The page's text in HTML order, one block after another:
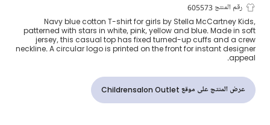
تيشيرت بنات بطبعة نجوم قطن لون كحلي
رقم المنتج 605573
Navy blue cotton T-shirt for girls by Stella McCartney Kids,
patterned with stars in white, pink, yellow and blue. Made in soft
jersey, this casual top has fixed turned-up cuffs and a crew
neckline. A circular logo is printed on the front for instant designer
appeal.
عرض المنتج على موقع Childrensalon Outlet